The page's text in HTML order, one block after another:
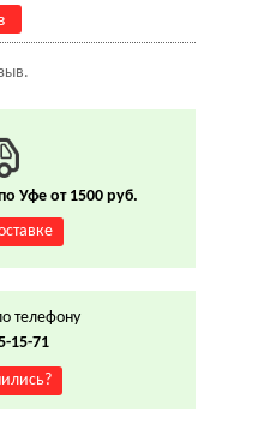
Уфе от 1500 руб.
телефону
15-71